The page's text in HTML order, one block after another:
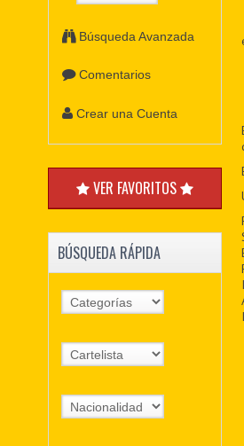
Búsqueda Avanzada
Comentarios
Crear una Cuenta
VER FAVORITOS
BÚSQUEDA RÁPIDA